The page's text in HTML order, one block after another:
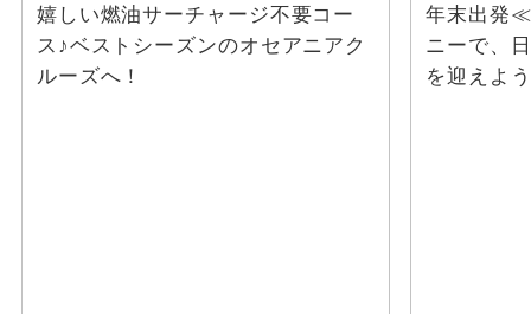
嬉しい燃油サーチャージ不要コー
ス♪ベストシーズンのオセアニアク
ルーズへ！
年末出発
ニーで、
を迎えよ